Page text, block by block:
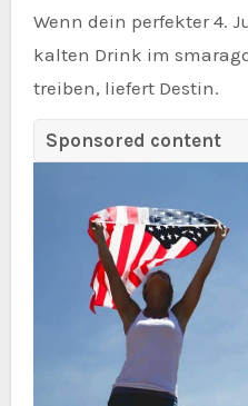
Wenn dein perfekter 4.
kalten Drink im
treiben, liefert Destin.
Sponsored content